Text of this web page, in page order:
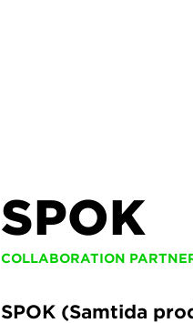
SPOK
COLLABORATION
SPOK (Samtida